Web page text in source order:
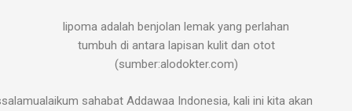
lipoma adalah benjolan lemak yang perlahan
tumbuh di antara lapisan kulit dan otot
(sumber:alodokter.com)
sahabat Addawaa Indonesia, kali ini kita akan